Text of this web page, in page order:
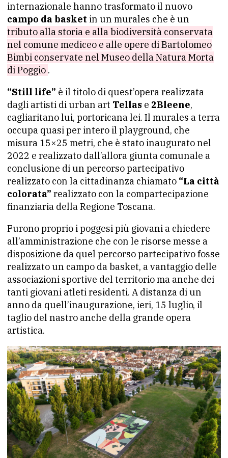
internazionale hanno trasformato il nuovo
campo da basket in un murales che è un
tributo alla storia e alla biodiversità conservata
nel comune mediceo e alle opere di Bartolomeo
Bimbi conservate nel Museo della Natura Morta
di Poggio .
“Still life” è il titolo di quest’opera realizzata
dagli artisti di urban art Tellas e 2Bleene,
cagliaritano lui, portoricana lei. Il murales a terra
occupa quasi per intero il playground, che
misura 15×25 metri, che è stato inaugurato nel
2022 e realizzato dall’allora giunta comunale a
conclusione di un percorso partecipativo
realizzato con la cittadinanza chiamato “La città
colorata” realizzato con la compartecipazione
finanziaria della Regione Toscana.
Furono proprio i poggesi più giovani a chiedere
all’amministrazione che con le risorse messe a
disposizione da quel percorso partecipativo fosse
realizzato un campo da basket, a vantaggio delle
associazioni sportive del territorio ma anche dei
tanti giovani atleti residenti. A distanza di un
anno da quell’inaugurazione, ieri, 15 luglio, il
taglio del nastro anche della grande opera
artistica.